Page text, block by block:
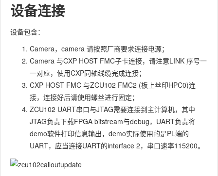
设备连接
设备包含：
Camera，camera 请按照厂商要求连接电源；
Camera 与CXP HOST FMC子卡连接，请注意LINK 序号一
一对应，使用CXP同轴线缆完成连接；
CXP HOST FMC 与ZCU102 FMC2 (板上丝印HPC0)连
接，连接好后请使用螺丝进行固定；
ZCU102 UART串口与JTAG需要连接到主计算机，其中
JTAG负责下载FPGA bitstream与debug，UART负责将
demo软件打印信息输出，demo实际使用的是PL端的
UART，应当连接UART的interface 2，串口速率115200。